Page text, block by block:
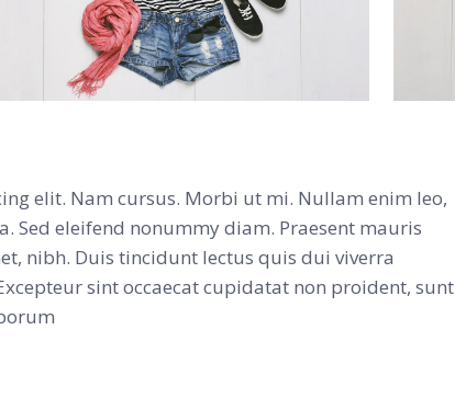
elit. Nam cursus. Morbi ut mi. Nullam enim leo,
Sed eleifend nonummy diam. Praesent mauris
nibh. Duis tincidunt lectus quis dui viverra
sint occaecat cupidatat non proident, sunt